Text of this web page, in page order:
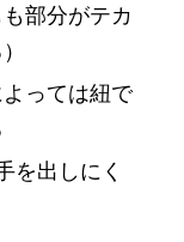
部分がテカ
っては紐で
を出しにく